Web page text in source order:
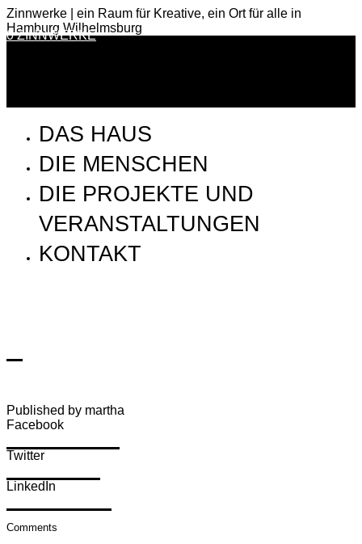
Zinnwerke | ein Raum für Kreative, ein Ort für alle in
Hamburg Wilhelmsburg
0 ZINNWERKE
DAS HAUS
DIE MENSCHEN
DIE PROJEKTE UND
VERANSTALTUNGEN
KONTAKT
Published by martha
Facebook
Twitter
LinkedIn
Comments